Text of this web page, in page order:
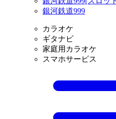
銀河鉄道999
カラオケ
ギタナビ
家庭用カラオケ
スマホサービス